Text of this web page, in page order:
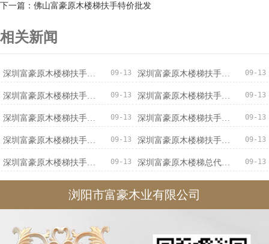
下一篇：佛山富豪原木楼梯扶手特价批发
相关新闻
09-13 09-13
09-13 09-13
09-13 09-13
09-13 09-13
09-13 09-13
浏阳市富豪木业有限公司